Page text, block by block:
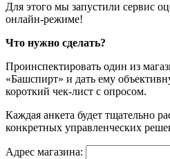
Для этого мы запустили сервис
онлайн-режиме!
Что нужно сделать?
Проинспектировать один из
«Башспирт» и дать ему
короткий чек-лист с опросом.
Каждая анкета будет тщательно
конкретных управленческих
Адрес магазина: